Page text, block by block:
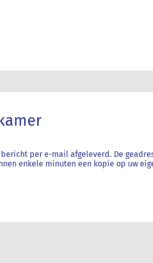
per e-mail afgeleverd. De
enkele minuten een kopie op uw